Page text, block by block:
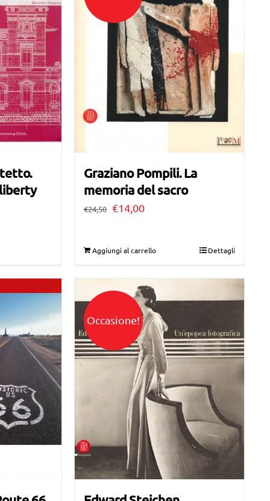
Graziano Pompili. La
memoria del sacro
€24,50 Il
originale
€24,50.
€14,00Il
attuale
€14,00.
Aggiungi al carrello Dettagli
Occasione!